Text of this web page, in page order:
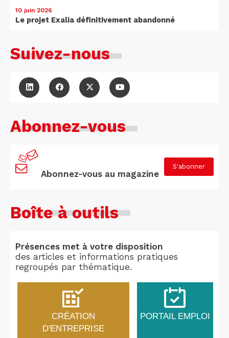
10 juin 2026
Le projet Exalia définitivement abandonné
Suivez-nous
Abonnez-vous
Abonnez-vous au magazine
S'abonner
Boîte à outils
Présences met à votre disposition
des articles et informations pratiques
regroupés par thématique.
CRÉATION
D'ENTREPRISE
PORTAIL EMPLOI